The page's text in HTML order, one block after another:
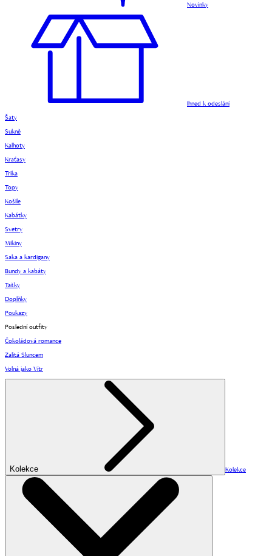
Novinky
Ihned k odeslání
Šaty
Sukně
Kalhoty
Kraťasy
Trika
Topy
Košile
Kabátky
Svetry
Mikiny
Saka a kardigany
Bundy a kabáty
Tašky
Doplňky
Poukazy
Poslední outfity
Čokoládová romance
Zalitá Sluncem
Volná jako Vítr
Kolekce Kolekce